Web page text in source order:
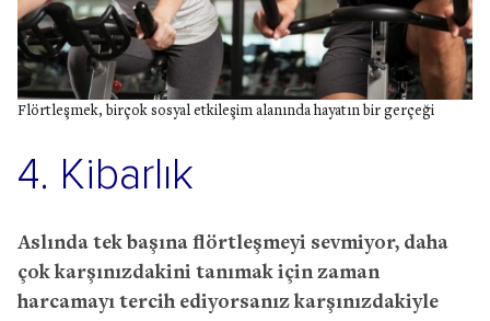
Flörtleşmek, birçok sosyal etkileşim alanında hayatın bir gerçeği
4. Kibarlık
Aslında tek başına flörtleşmeyi sevmiyor, daha
çok karşınızdakini tanımak için zaman
harcamayı tercih ediyorsanız karşınızdakiyle